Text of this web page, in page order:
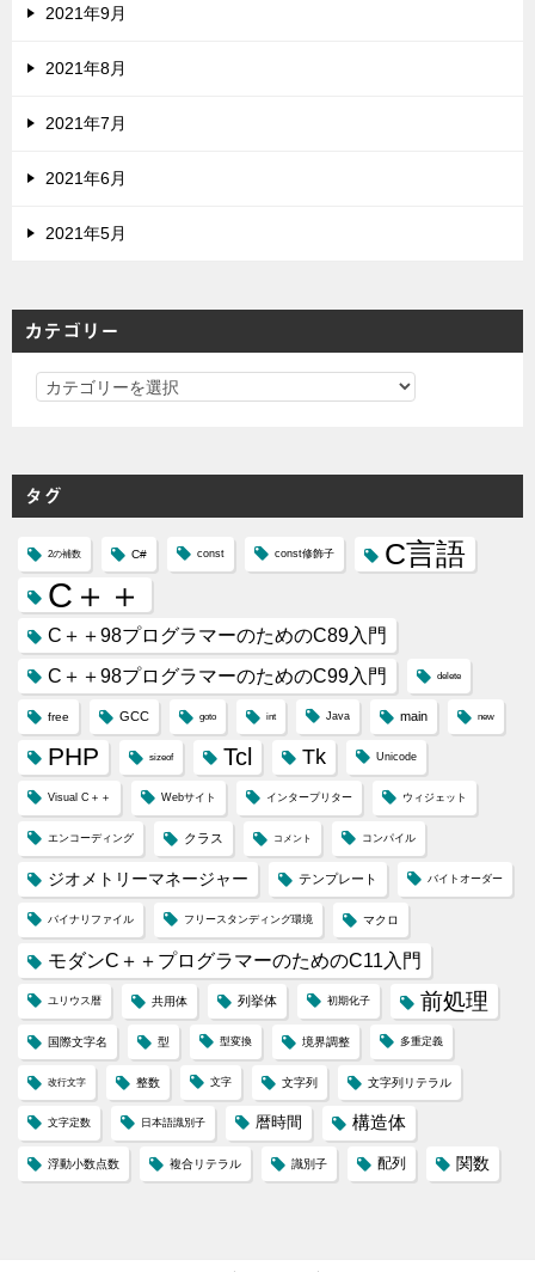
2021年9月
2021年8月
2021年7月
2021年6月
2021年5月
カテゴリー
カ
リ
ー
タグ
2の補数 C# const const修飾子 C言語
C＋＋
C＋＋98プログラマーのためのC89入門
C＋＋98プログラマーのためのC99入門
delete
free GCC goto int Java main new
PHP sizeof Tcl Tk Unicode
Visual C＋＋ Webサイト インタープリター ウィジェット
エンコーディング クラス コメント コンパイル
ジオメトリーマネージャー テンプレート バイトオーダー
バイナリファイル フリースタンディング環境 マクロ
モダンC＋＋プログラマーのためのC11入門
ユリウス暦 共用体 列挙体 初期化子 前処理
国際文字名 型 型変換 境界調整 多重定義
改行文字 整数 文字 文字列 文字列リテラル
文字定数 日本語識別子 暦時間 構造体
浮動小数点数 複合リテラル 識別子 配列 関数